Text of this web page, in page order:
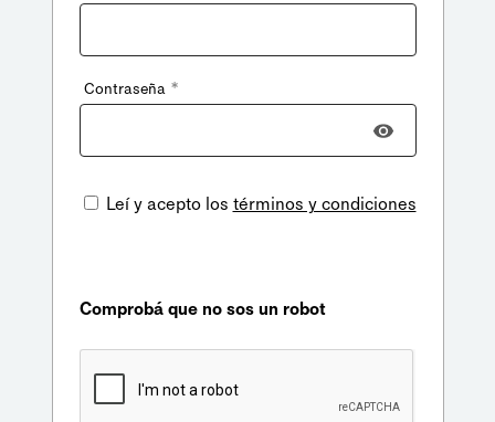
Contraseña *
Leí y acepto los términos y condiciones
Comprobá que no sos un robot